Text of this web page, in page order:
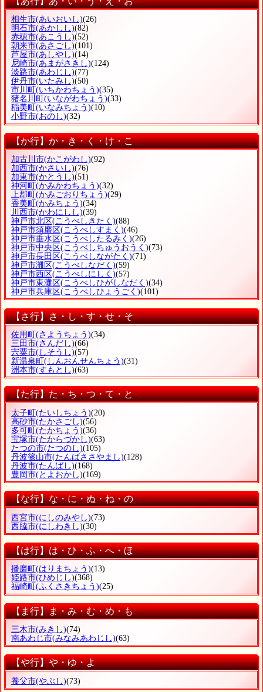
相生市(あいおいし)(26)
明石市(あかしし)(82)
赤穂市(あこうし)(52)
朝来市(あさごし)(101)
芦屋市(あしやし)(14)
尼崎市(あまがさきし)(124)
淡路市(あわじし)(77)
伊丹市(いたみし)(50)
市川町 (いちかわちょう)(35)
猪名川町 (いながわちょう)(33)
稲美町 (いなみちょう)(10)
小野市(おのし)(32)
【か行】か・き・く・け・こ
加古川市(かこがわし)(92)
加西市(かさいし)(76)
加東市(かとうし)(51)
神河町 (かみかわちょう)(32)
上郡町 (かみごおりちょう)(29)
香美町 (かみちょう)(34)
川西市(かわにしし)(39)
神戸市北区(こうべしきたく)(88)
神戸市須磨区(こうべしすまく)(46)
神戸市垂水区(こうべしたるみく)(26)
神戸市中央区(こうべしちゅうおうく)(73)
神戸市長田区(こうべしながたく)(71)
神戸市灘区(こうべしなだく)(59)
神戸市西区(こうべしにしく)(57)
神戸市東灘区(こうべしひがしなだく)(34)
神戸市兵庫区(こうべしひょうごく)(101)
【さ行】さ・し・す・せ・そ
佐用町 (さようちょう)(34)
三田市(さんだし)(66)
宍粟市(しそうし)(57)
新温泉町 (しんおんせんちょう)(31)
洲本市(すもとし)(63)
【た行】た・ち・つ・て・と
太子町 (たいしちょう)(20)
高砂市(たかさごし)(56)
多可町 (たかちょう)(36)
宝塚市(たからづかし)(63)
たつの市(たつのし)(105)
丹波篠山市(たんばささやまし)(128)
丹波市(たんばし)(168)
豊岡市(とよおかし)(169)
【な行】な・に・ぬ・ね・の
西宮市(にしのみやし)(73)
西脇市(にしわきし)(30)
【は行】は・ひ・ふ・へ・ほ
播磨町 (はりまちょう)(13)
姫路市(ひめじし)(368)
福崎町 (ふくさきちょう)(25)
【ま行】ま・み・む・め・も
三木市(みきし)(74)
南あわじ市(みなみあわじし)(63)
【や行】や・ゆ・よ
養父市(やぶし)(73)